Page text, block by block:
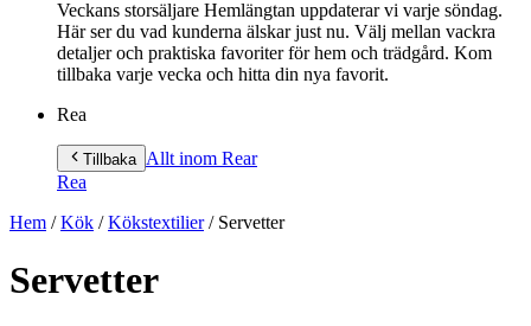
Veckans storsäljare Hemlängtan uppdaterar vi varje söndag.
Här ser du vad kunderna älskar just nu. Välj mellan vackra
detaljer och praktiska favoriter för hem och trädgård. Kom
tillbaka varje vecka och hitta din nya favorit.
Rea
Tillbaka Allt inom Rear
Rea
Hem /Kök /Kökstextilier/ Servetter
Servetter